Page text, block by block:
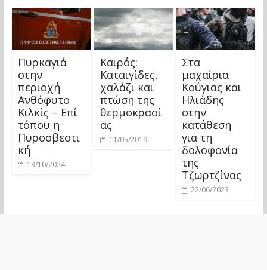
Πυρκαγιά
στην
περιοχή
Ανθόφυτο
Κιλκίς – Επί
τόπου η
Πυροσβεστι
κή
13/10/2024
Καιρός:
Καταιγίδες,
χαλάζι και
πτώση της
θερμοκρασί
ας
11/05/2019
Στα
μαχαίρια
Κούγιας και
Ηλιάδης
στην
κατάθεση
για τη
δολοφονία
της
Τζωρτζίνας
22/06/2023